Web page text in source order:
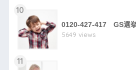
10
0120-427-417 GS選
5649 views
11